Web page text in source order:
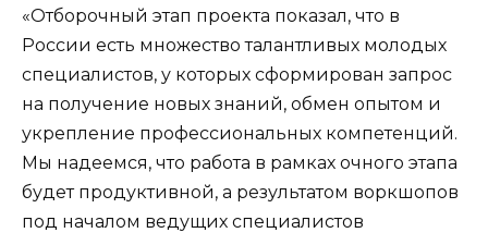
«Отборочный этап проекта показал, что в
России есть множество талантливых молодых
специалистов, у которых сформирован запрос
на получение новых знаний, обмен опытом и
укрепление профессиональных компетенций.
Мы надеемся, что работа в рамках очного этапа
будет продуктивной, а результатом воркшопов
под началом ведущих специалистов